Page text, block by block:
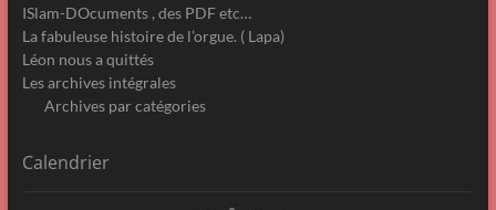
ISlam-DOcuments , des PDF etc…
La fabuleuse histoire de l’orgue. ( Lapa)
Léon nous a quittés
Les archives intégrales
Archives par catégories
Calendrier